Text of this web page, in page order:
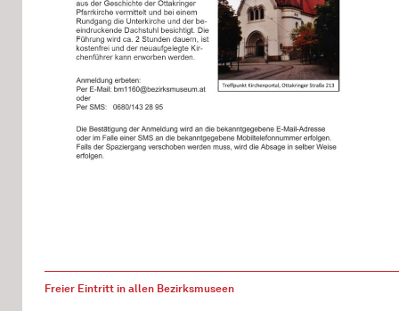
Freier Eintritt in allen Bezirksmuseen